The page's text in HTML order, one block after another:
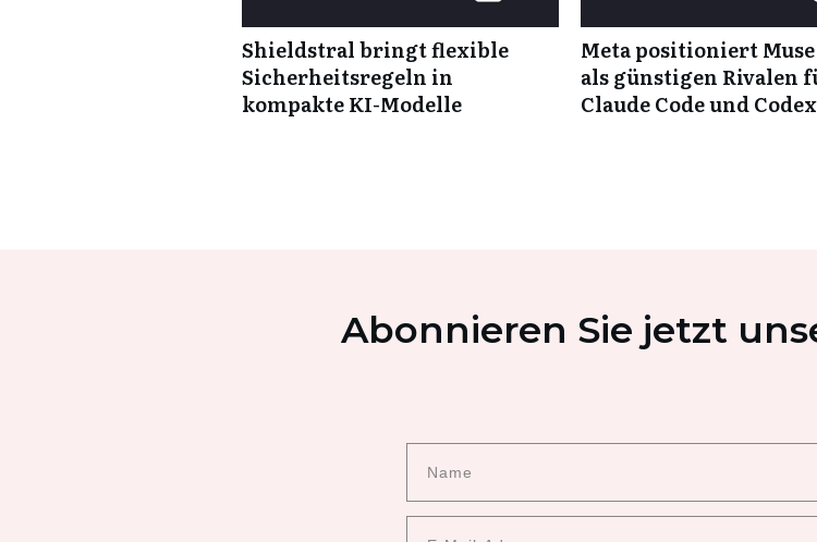
Shieldstral bringt flexible
Sicherheitsregeln in
kompakte KI-Modelle
Meta positioniert Muse
als günstigen Rivalen
Claude Code und Codex
Abonnieren Sie jetzt